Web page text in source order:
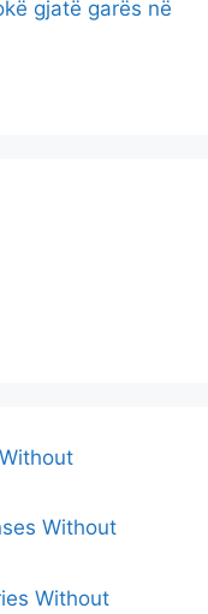
gjatë garës në
Without
Without